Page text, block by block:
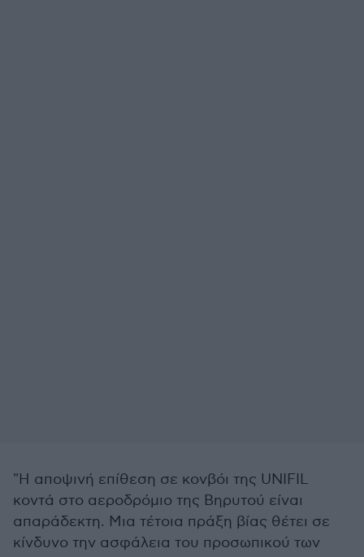
"Η αποψινή επίθεση σε κονβόι της UNIFIL
κοντά στο αεροδρόμιο της Βηρυτού είναι
απαράδεκτη. Μια τέτοια πράξη βίας θέτει σε
κίνδυνο την ασφάλεια του προσωπικού των